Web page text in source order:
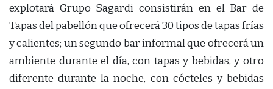
explotará Grupo Sagardi consistirán en el Bar de
Tapas del pabellón que ofrecerá 30 tipos de tapas frías
y calientes; un segundo bar informal que ofrecerá un
ambiente durante el día, con tapas y bebidas, y otro
diferente durante la noche, con cócteles y bebidas